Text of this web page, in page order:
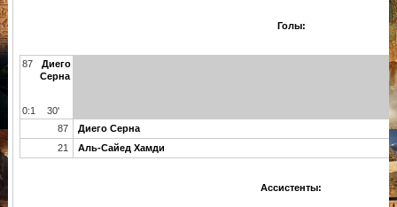
Голы:
87
Диего
Серна
0:1
30'
87
Диего Серна
21
Аль-Сайед Хамди
Ассистенты: